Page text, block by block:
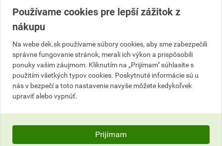
Aktuálna predajná cena po zľave 28% z cenníkovej
ceny
18,33 EUR
bez DPH za bal.
22,55 EUR
s DPH za bal.
Najnižšia predajná cena v období 30 dní pred
poskytnutím zľavy
18,33 EUR
bez DPH za bal. s DPH za bal.
Aktuálna predajná porovnávacia cena po zľave 28% z
Používame cookies pre lepší zážitok z
nákupu
Na webe dek.sk používame súbory cookies, aby sme zabezpečili
správne fungovanie stránok, merali ich výkon a prispôsobili
ponuky vašim záujmom. Kliknutím na „Prijímam" súhlasíte s
použitím všetkých typov cookies. Poskytnuté informácie sú u
nás v bezpečí a toto nastavenie navyše môžete kedykoľvek
upraviť alebo vypnúť.
Prijímam